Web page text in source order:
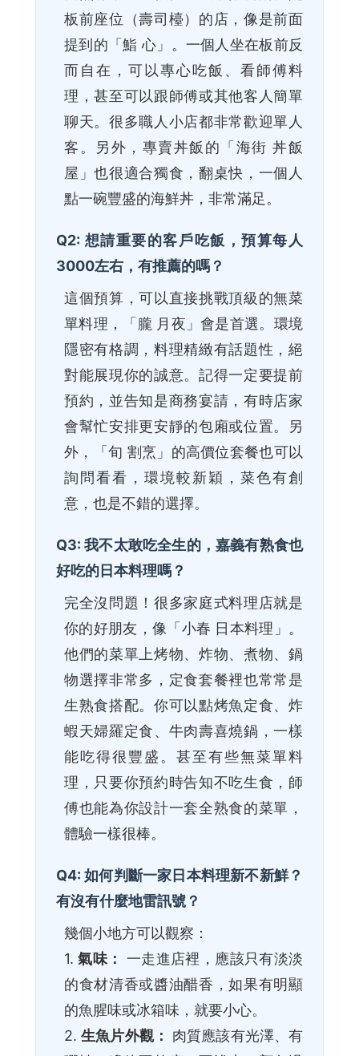
板前座位（壽司檯）的店，像是前面
提到的「鮨 心」。一個人坐在板前反
而自在，可以專心吃飯、看師傅料
理，甚至可以跟師傅或其他客人簡單
聊天。很多職人小店都非常歡迎單人
客。另外，專賣丼飯的「海街 丼飯
屋」也很適合獨食，翻桌快，一個人
點一碗豐盛的海鮮丼，非常滿足。
Q2: 想請重要的客戶吃飯，預算每人
3000左右，有推薦的嗎？
這個預算，可以直接挑戰頂級的無菜
單料理，「朧 月夜」會是首選。環境
隱密有格調，料理精緻有話題性，絕
對能展現你的誠意。記得一定要提前
預約，並告知是商務宴請，有時店家
會幫忙安排更安靜的包廂或位置。另
外，「旬 割烹」的高價位套餐也可以
詢問看看，環境較新穎，菜色有創
意，也是不錯的選擇。
Q3: 我不太敢吃全生的，嘉義有熟食也
好吃的日本料理嗎？
完全沒問題！很多家庭式料理店就是
你的好朋友，像「小春 日本料理」。
他們的菜單上烤物、炸物、煮物、鍋
物選擇非常多，定食套餐裡也常常是
生熟食搭配。你可以點烤魚定食、炸
蝦天婦羅定食、牛肉壽喜燒鍋，一樣
能吃得很豐盛。甚至有些無菜單料
理，只要你預約時告知不吃生食，師
傅也能為你設計一套全熟食的菜單，
體驗一樣很棒。
Q4: 如何判斷一家日本料理新不新鮮？
有沒有什麼地雷訊號？
幾個小地方可以觀察：
1.氣味：
一走進店裡，應該只有淡淡
的食材清香或醬油醋香，如果有明顯
的魚腥味或冰箱味，就要小心。
2.生魚片外觀：
肉質應該有光澤、有